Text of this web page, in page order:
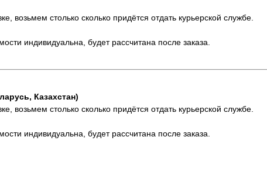
возьмем столько сколько придётся отдать курьерской службе.
индивидуальна, будет рассчитана после заказа.
Казахстан)
возьмем столько сколько придётся отдать курьерской службе.
индивидуальна, будет рассчитана после заказа.